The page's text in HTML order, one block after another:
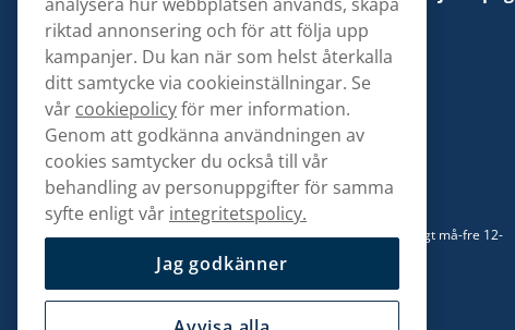
för personer under 18 år.
Kontakta oss
hej@snusbolaget.se
08 517 910 94
Mån-Tor 8.00-17.00 | Fre 9.00-17.00 | (Lunchstängt må-fre 12-
riktad annonsering och för att följa upp
kampanjer. Du kan när som helst återkalla
ditt samtycke via cookieinställningar. Se
vår cookiepolicyför mer information.
Genom att godkänna användningen av
cookies samtycker du också till vår
behandling av personuppgifter för samma
syfte enligt vår integritetspolicy.
Jag godkänner